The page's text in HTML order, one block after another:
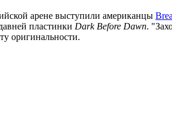
арене выступили американцы
пластинки Dark Before Dawn.
оригинальности.